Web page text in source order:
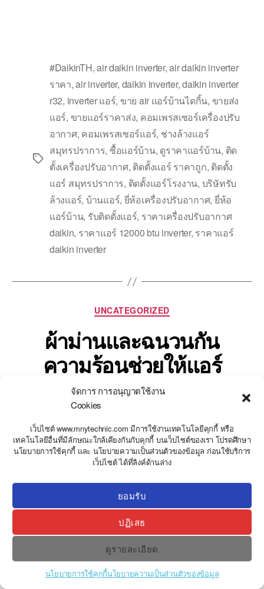
จัดการ การอนุญาตใช้งาน
Cookies
เว็บไซต์ www.mnytechnic.com มีการใช้งานเทคโนโลยีคุกกี้ หรือ
เทคโนโลยีอื่นที่มีลักษณะใกล้เคียงกันกับคุกกี้ บนเว็บไซต์ของเรา โปรดศึกษา
นโยบายการใช้คุกกี้ และ นโยบายความเป็นส่วนตัวของข้อมูล ก่อนใช้บริการ
เว็บไซต์ ได้ที่ลิงค์ด้านล่าง
ยอมรับ
ปฏิเสธ
ดูรายละเอียด
นโยบายการใช้คุกกี้นโยบายความเป็นส่วนตัวของข้อมูล
#DaikinTH,air daikin inverter,air daikin inverter
ราคา,air inverter, daikin inverter,daikin inverter
r32, inverter แอร์, ขาย air แอร์บ้านไดกิ้น, ขายส่ง
แอร์, ขายแอร์ราคาส่ง, คอมเพรสเซอร์เครื่องปรับ
อากาศ, คอมเพรสเซอร์แอร์, ช่างล้างแอร์
สมุทรปราการ, ซื้อแอร์บ้าน, ดูราคาแอร์บ้าน, ติด
ตั้งเครื่องปรับอากาศ, ติดตั้งแอร์ ราคาถูก, ติดตั้ง
แอร์ สมุทรปราการ, ติดตั้งแอร์โรงงาน, บริษัทรับ
ล้างแอร์, บ้านแอร์, ยี่ห้อเครื่องปรับอากาศ, ยี่ห้อ
แอร์บ้าน, รับติดตั้งแอร์, ราคาเครื่องปรับอากาศ
daikin, ราคาแอร์ 12000 btu inverter, ราคาแอร์
daikin inverter
UNCATEGORIZED
ผ้าม่านและฉนวนกัน
ความร้อนช่วยให้แอร์
ทำงานน้อยลงอย่างไร
กรกฎาคม 14, 2026
H
E
H
Y